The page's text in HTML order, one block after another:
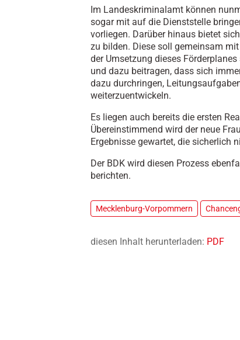
Im Landeskriminalamt können
sogar mit auf die Dienststelle
vorliegen. Darüber hinaus bietet
zu bilden. Diese soll gemeinsam
der Umsetzung dieses
und dazu beitragen, dass sich
dazu durchringen,
weiterzuentwickeln.
Es liegen auch bereits die ersten
Übereinstimmend wird der neue
Ergebnisse gewartet, die sicherlich
Der BDK wird diesen Prozess
berichten.
Mecklenburg-Vorpommern
diesen Inhalt herunterladen: PDF